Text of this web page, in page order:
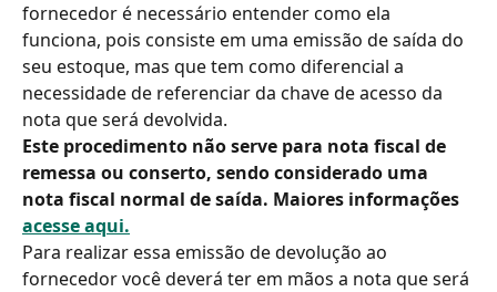
fornecedor é necessário entender como ela
funciona, pois consiste em uma emissão de saída do
seu estoque, mas que tem como diferencial a
necessidade de referenciar da chave de acesso da
nota que será devolvida.
Este procedimento não serve para nota fiscal de
remessa ou conserto, sendo considerado uma
nota fiscal normal de saída. Maiores informações
acesse aqui.
Para realizar essa emissão de devolução ao
fornecedor você deverá ter em mãos a nota que será